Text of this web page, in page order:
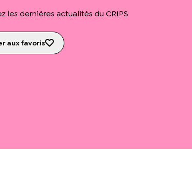
les dernières actualités du CRIPS
aux favoris